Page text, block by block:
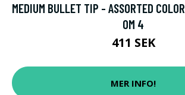
MEDIUM BULLET TIP - ASSORTED
OM 4
411 SEK
MER INFO!